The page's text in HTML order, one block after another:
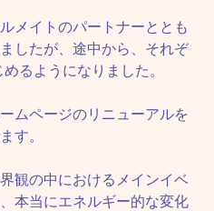
メイトのパートナーととも
したが、途中から、それぞ
るようになりました。
ムページのリニューアルを
す。
観の中におけるメインイベ
本当にエネルギー的な変化